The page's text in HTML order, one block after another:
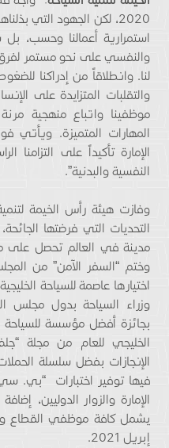
2020، لكن الجهود التي
استمرارية أعمالنا وحسب،
والنفسي على نحو مستمر لفرق
لنا. وانطلاقاً من إدراكنا
والتقلبات المتزايدة على
موظفينا واتباع منهجية
المهارات المتميزة. ويأتي
الإمارة تأكيداً على
النفسية والبدنية”.
وفازت هيئة رأس الخيمة
التحديات التي فرضتها
مدينة في العالم تحصل على
وختم “السفر الآمن” من
اختيارها عاصمة للسياحة
وزراء السياحة بدول مجلس
بجائزة أفضل مؤسسة
الخليجي للعام من مجلة
الإنجازات بفضل سلسلة
فيها توفير اختبارات “بي.
الإمارة والزوار الدوليين،
يشمل كافة موظفي القطاع
إبريل 2021.